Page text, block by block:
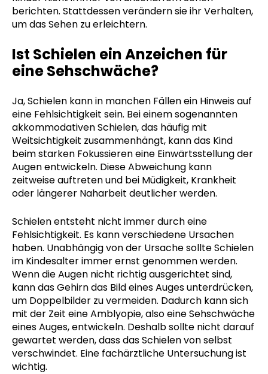
berichten. Stattdessen verändern sie ihr Verhalten,
um das Sehen zu erleichtern.
Ist Schielen ein Anzeichen für
eine Sehschwäche?
Ja, Schielen kann in manchen Fällen ein Hinweis auf
eine Fehlsichtigkeit sein. Bei einem sogenannten
akkommodativen Schielen, das häufig mit
Weitsichtigkeit zusammenhängt, kann das Kind
beim starken Fokussieren eine Einwärtsstellung der
Augen entwickeln. Diese Abweichung kann
zeitweise auftreten und bei Müdigkeit, Krankheit
oder längerer Naharbeit deutlicher werden.
Schielen entsteht nicht immer durch eine
Fehlsichtigkeit. Es kann verschiedene Ursachen
haben. Unabhängig von der Ursache sollte Schielen
im Kindesalter immer ernst genommen werden.
Wenn die Augen nicht richtig ausgerichtet sind,
kann das Gehirn das Bild eines Auges unterdrücken,
um Doppelbilder zu vermeiden. Dadurch kann sich
mit der Zeit eine Amblyopie, also eine Sehschwäche
eines Auges, entwickeln. Deshalb sollte nicht darauf
gewartet werden, dass das Schielen von selbst
verschwindet. Eine fachärztliche Untersuchung ist
wichtig.